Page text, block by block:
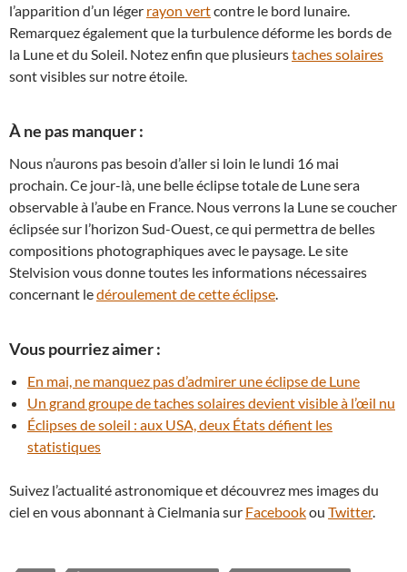
l’apparition d’un léger rayon vertcontre le bord lunaire.
Remarquez également que la turbulence déforme les bords de
la Lune et du Soleil. Notez enfin que plusieurstaches solaires
sont visibles sur notre étoile.
À ne pas manquer :
Nous n’aurons pas besoin d’aller si loin le lundi 16 mai
prochain. Ce jour-là, une belle éclipse totale de Lune sera
observable à l’aube en France. Nous verrons la Lune se coucher
éclipsée sur l’horizon Sud-Ouest, ce qui permettra de belles
compositions photographiques avec le paysage. Le site
Stelvision vous donne toutes les informations nécessaires
concernant ledéroulement de cette éclipse.
Vous pourriez aimer :
En mai, ne manquez pas d’admirer une éclipse de Lune
Un grand groupe de taches solaires devient visible à l’œil nu
Éclipses de soleil : aux USA, deux États défient les
statistiques
Suivez l’actualité astronomique et découvrez mes images du
ciel en vous abonnant à Cielmania sur Facebookou Twitter.